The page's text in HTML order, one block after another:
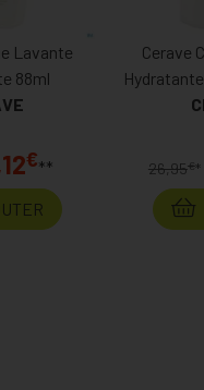
Lavante
88ml
€**
Cerave
26,95€*